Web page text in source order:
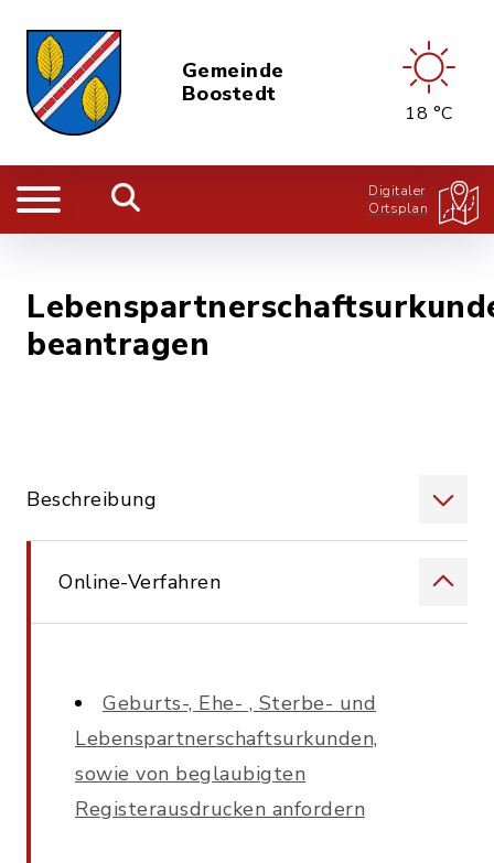
Gemeinde
Boostedt
18 °C
Digitaler
Ortsplan
beantragen
Beschreibung
Online-Verfahren
Geburts-, Ehe- , Sterbe- und
Lebenspartnerschaftsurkunden,
sowie von beglaubigten
Registerausdrucken anfordern